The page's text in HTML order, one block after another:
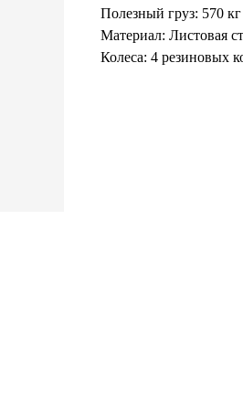
Полезный груз: 570 кг
Материал: Листовая
Колеса: 4 резиновых